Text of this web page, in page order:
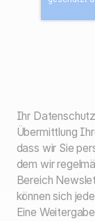
Ihr
Übermittlung
dass wir Sie
dem wir
Bereich
können sich
Eine